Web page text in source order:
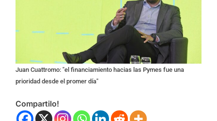
Juan Cuattromo: "el financiamiento hacias las Pymes fue una
prioridad desde el promer día"
Compartilo!